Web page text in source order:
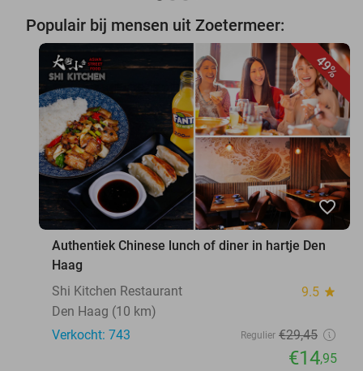
Populair bij mensen uit Zoetermeer:
49%
favorite_border
Authentiek Chinese lunch of diner in hartje Den
Haag
Shi Kitchen Restaurant
9.5 star
Den Haag (10 km)
Verkocht: 743
Regulier €29,45
€14,95